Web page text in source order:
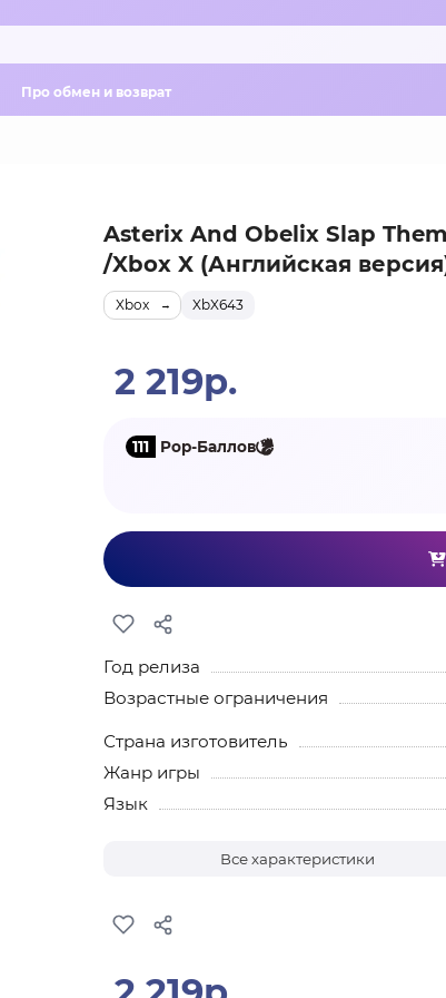
Про обмен и возврат
Asterix And Obelix Slap
/Xbox X (Английская
XbX643
Xbox
2 219р.
111 Pop-Баллов
Год релиза
Возрастные ограничения
Страна изготовитель
Жанр игры
Язык
Все характеристики